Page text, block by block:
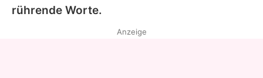
rührende Worte.
Anzeige